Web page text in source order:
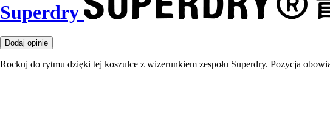
Superdry
Dodaj opinię
Rockuj do rytmu dzięki tej koszulce z wizerunkiem zespołu Superdry. Pozycja